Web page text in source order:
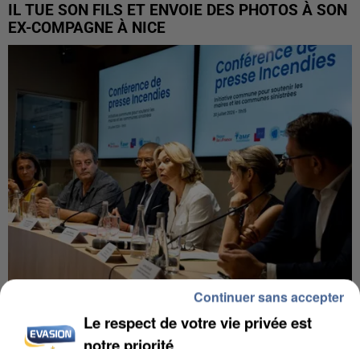
IL TUE SON FILS ET ENVOIE DES PHOTOS À SON
EX-COMPAGNE À NICE
INCENDIES : L’ÎLE-DE-FRANCE LANCE UN ÉLAN
DE SOLIDARITÉ AVEC LES...
Le respect de votre vie privée est
notre priorité
Continuer sans accepter